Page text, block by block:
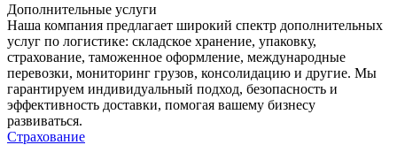
Дополнительные услуги
Наша компания предлагает широкий спектр дополнительных
услуг по логистике: складское хранение, упаковку,
страхование, таможенное оформление, международные
перевозки, мониторинг грузов, консолидацию и другие. Мы
гарантируем индивидуальный подход, безопасность и
эффективность доставки, помогая вашему бизнесу
развиваться.
Страхование